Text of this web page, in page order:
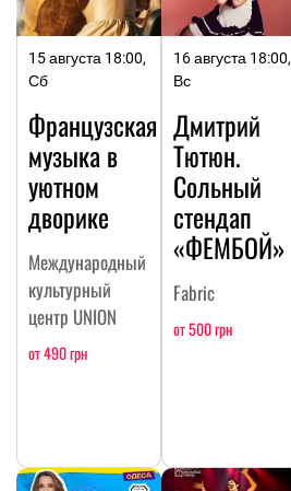
15 августа 18:00,
Сб
Французская
музыка в
уютном
дворике
Международный
культурный
центр UNION
от 490 грн
16 августа 18:00,
Вс
Дмитрий
Тютюн.
Сольный
стендап
«ФЕМБОЙ»
Fabric
от 500 грн